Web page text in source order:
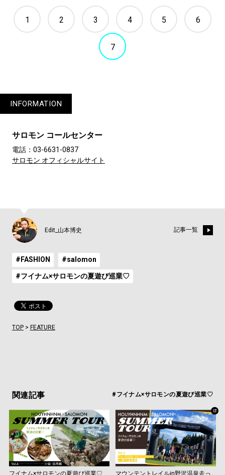
1 2 3 4 5 6
7
INFORMATION
サロモン コールセンター
電話：03-6631-0837
サロモン オフィシャルサイト
Edit_山本博史 記事一覧
#FASHION #salomon
#フイナム×サロモンの夏遊び巡業♡
TOP> FEATURE
関連記事 #フイナム×サロモンの夏遊び巡業♡
フイナム×サロモンの夏遊び巡業♡
マウンテントレイルin野沢温泉走っ